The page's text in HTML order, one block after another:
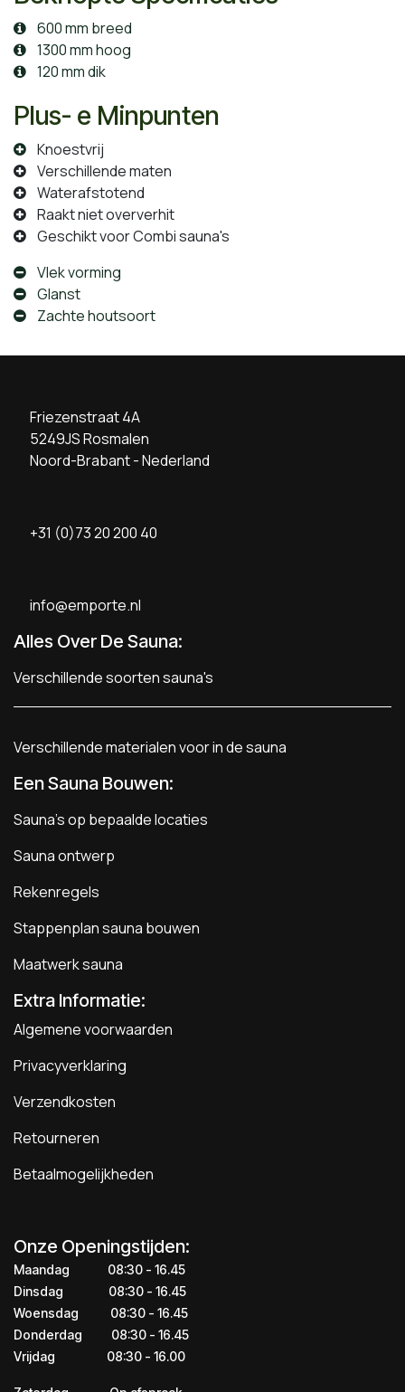
600 mm breed
1300 mm hoog
120 mm dik
Plus- e Minpunten
Knoestvrij
Verschillende maten
Waterafstotend
Raakt niet oververhit
Geschikt voor Combi sauna's
Vlek vorming
Glanst
Zachte houtsoort
Friezenstraat 4A
5249JS Rosmalen
Noord-Brabant - Nederland
+31 (0)73 20 200 40
info@emporte.nl
Alles Over De Sauna:
Verschillende soorten sauna's
Verschillende materialen voor in de sauna
Een Sauna Bouwen:
Sauna's op bepaalde locaties
Sauna ontwerp
Rekenregels
Stappenplan sauna bouwen
Maatwerk sauna
Extra Informatie:
Algemene voorwaarden
Privacyverklaring
Verzendkosten
Retourneren
Betaalmogelijkheden
Onze Openingstijden:
Maandag
​​​08:30 - 16.45​
Dinsdag
​​​​08:30 - 16.45
Woensdag
​08:30 - 16.45
Donderdag
​​​​​08:30 - 16.45
Vrijdag
​​​​​08:30 - 16.00